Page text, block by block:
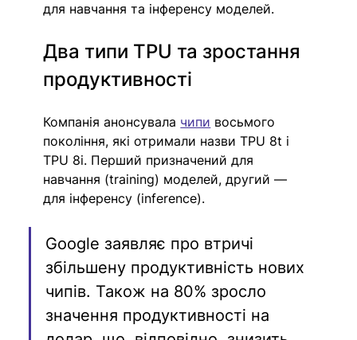
для навчання та інференсу моделей.
Два типи TPU та зростання
продуктивності
Компанія анонсувала чипи восьмого
покоління, які отримали назви TPU 8t і
TPU 8i. Перший призначений для
навчання (training) моделей, другий —
для інференсу (inference).
Google заявляє про втричі
збільшену продуктивність нових
чипів. Також на 80% зросло
значення продуктивності на